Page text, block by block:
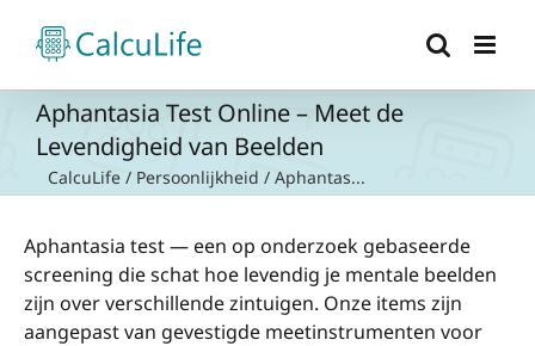
naar
inhoud
Aphantasia Test Online – Meet de
Levendigheid van Beelden
CalcuLife / Persoonlijkheid / Aphantas...
Aphantasia test — een op onderzoek gebaseerde
screening die schat hoe levendig je mentale beelden
zijn over verschillende zintuigen. Onze items zijn
aangepast van gevestigde meetinstrumenten voor